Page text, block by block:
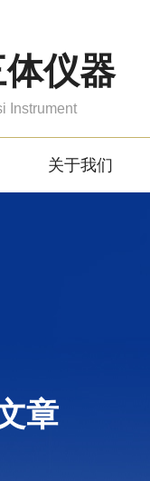
仪器
Instrument
关于我们
章